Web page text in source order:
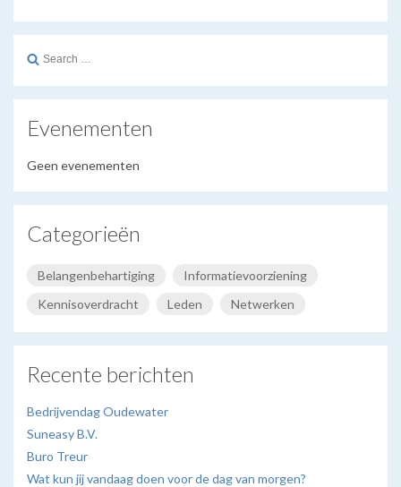
Search
Evenementen
Geen evenementen
Categorieën
Belangenbehartiging
Informatievoorziening
Kennisoverdracht
Leden Netwerken
Recente berichten
Bedrijvendag Oudewater
Suneasy B.V.
Buro Treur
Wat kun jij vandaag doen voor de dag van morgen?